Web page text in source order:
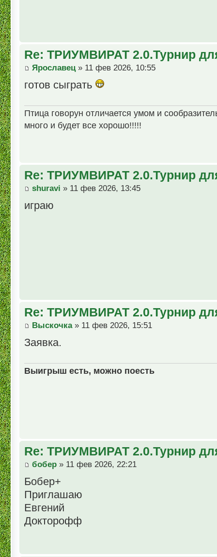
Re: ТРИУМВИРАТ 2.0.Турнир
Ярославец» 11 фев 2026, 10:55
готов сыграть
Птица говорун отличается умом и
много и будет все хорошо!!!!!
Re: ТРИУМВИРАТ 2.0.Турнир
shuravi » 11 фев 2026, 13:45
играю
Re: ТРИУМВИРАТ 2.0.Турнир
Выскочка» 11 фев 2026, 15:51
Заявка.
Выигрыш есть, можно поесть
Re: ТРИУМВИРАТ 2.0.Турнир
бобер » 11 фев 2026, 22:21
Бобер+
Приглашаю
Евгений
Докторофф